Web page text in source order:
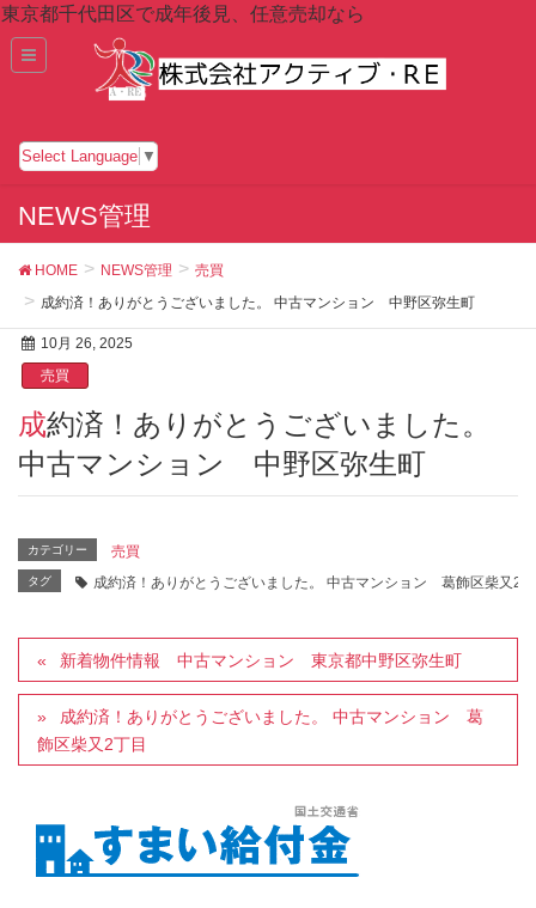
東京都千代田区で成年後見、任意売却なら
Select Language ▼
NEWS管理
HOME NEWS管理
売買
成約済！ありがとうございました。 中古マンション 中野区弥生町
10月 26, 2025
売買
成約済！ありがとうございました。
中古マンション 中野区弥生町
カテゴリー 売買
タグ 成約済！ありがとうございました。 中古マンション 葛飾区柴又2
新着物件情報 中古マンション 東京都中野区弥生町
成約済！ありがとうございました。 中古マンション 葛
飾区柴又2丁目